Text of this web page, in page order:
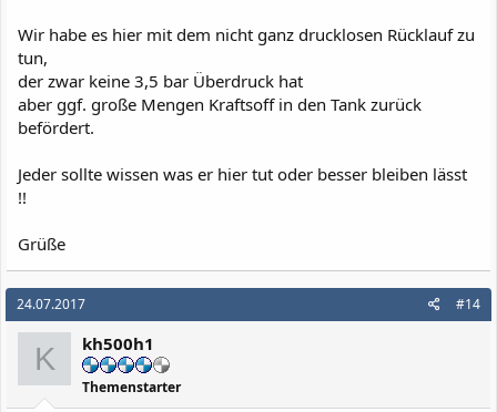
Wir habe es hier mit dem nicht ganz drucklosen Rücklauf zu
tun,
der zwar keine 3,5 bar Überdruck hat
aber ggf. große Mengen Kraftsoff in den Tank zurück
befördert.
Jeder sollte wissen was er hier tut oder besser bleiben lässt
!!
Grüße
24.07.2017 #14
K kh500h1
Themenstarter